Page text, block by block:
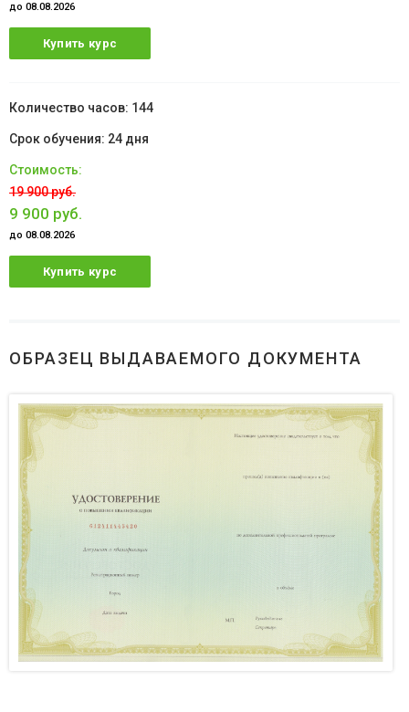
до 08.08.2026
Купить курс
144
24 дня
19 900 руб.
9 900 руб.
до 08.08.2026
Купить курс
ОБРАЗЕЦ ВЫДАВАЕМОГО ДОКУМЕНТА